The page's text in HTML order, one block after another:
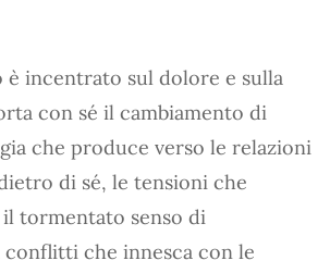
è incentrato sul dolore e sulla
con sé il cambiamento di
che produce verso le relazioni
di sé, le tensioni che
tormentato senso di
conflitti che innesca con le